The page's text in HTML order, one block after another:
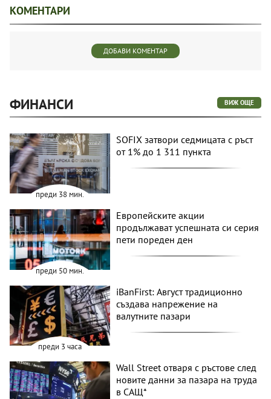
КОМЕНТАРИ
ДОБАВИ КОМЕНТАР
ФИНАНСИ ВИЖ ОЩЕ
преди 38 мин.
SOFIX затвори седмицата с ръст
от 1% до 1 311 пункта
преди 50 мин.
Европейските акции
продължават успешната си серия
пети пореден ден
преди 3 часа
iBanFirst: Август традиционно
създава напрежение на
валутните пазари
Wall Street отваря с ръстове след
новите данни за пазара на труда
в САЩ*